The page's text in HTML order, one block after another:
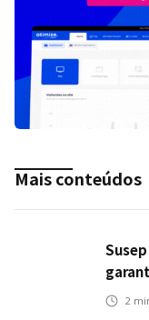
Mais conteúdos
2